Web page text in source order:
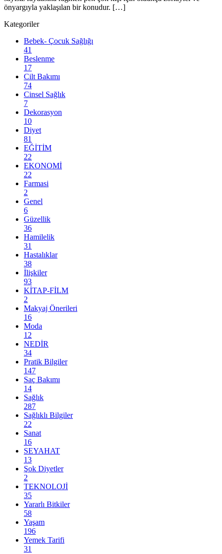
önyargıyla yaklaşılan bir konudur. […]
Kategoriler
Bebek- Çocuk Sağlığı
41
Beslenme
17
Cilt Bakımı
74
Cinsel Sağlık
7
Dekorasyon
10
Diyet
81
EĞİTİM
22
EKONOMİ
22
Farmasi
2
Genel
6
Güzellik
36
Hamilelik
31
Hastalıklar
38
İlişkiler
93
KİTAP-FİLM
2
Makyaj Önerileri
16
Moda
12
NEDİR
34
Pratik Bilgiler
147
Saç Bakımı
14
Sağlık
287
Sağlıklı Bilgiler
22
Sanat
16
SEYAHAT
13
Şok Diyetler
2
TEKNOLOJİ
35
Yararlı Bitkiler
58
Yaşam
196
Yemek Tarifi
31